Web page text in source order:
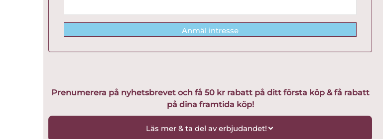
Anmäl intresse
Prenumerera på nyhetsbrevet och få 50 kr rabatt på ditt första köp & få rabatt
på dina framtida köp!
Läs mer & ta del av erbjudandet!